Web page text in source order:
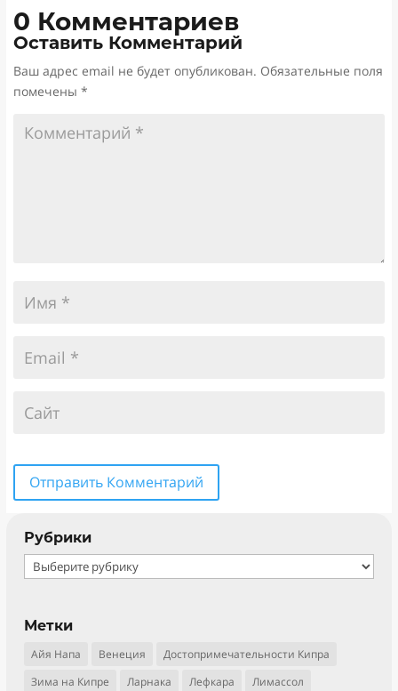
0 Комментариев
Оставить Комментарий
Ваш адрес email не будет опубликован. Обязательные поля
помечены*
Отправить Комментарий
Рубрики
Рубрики
Метки
Айя Напа Венеция
Достопримечательности Кипра
Зима на Кипре
Ларнака Лефкара
Лимассол